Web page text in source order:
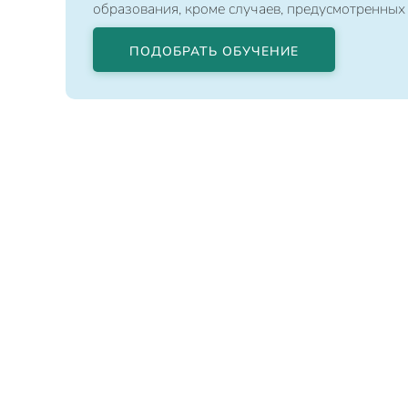
образования, кроме случаев,
ПОДОБРАТЬ ОБУЧЕНИЕ